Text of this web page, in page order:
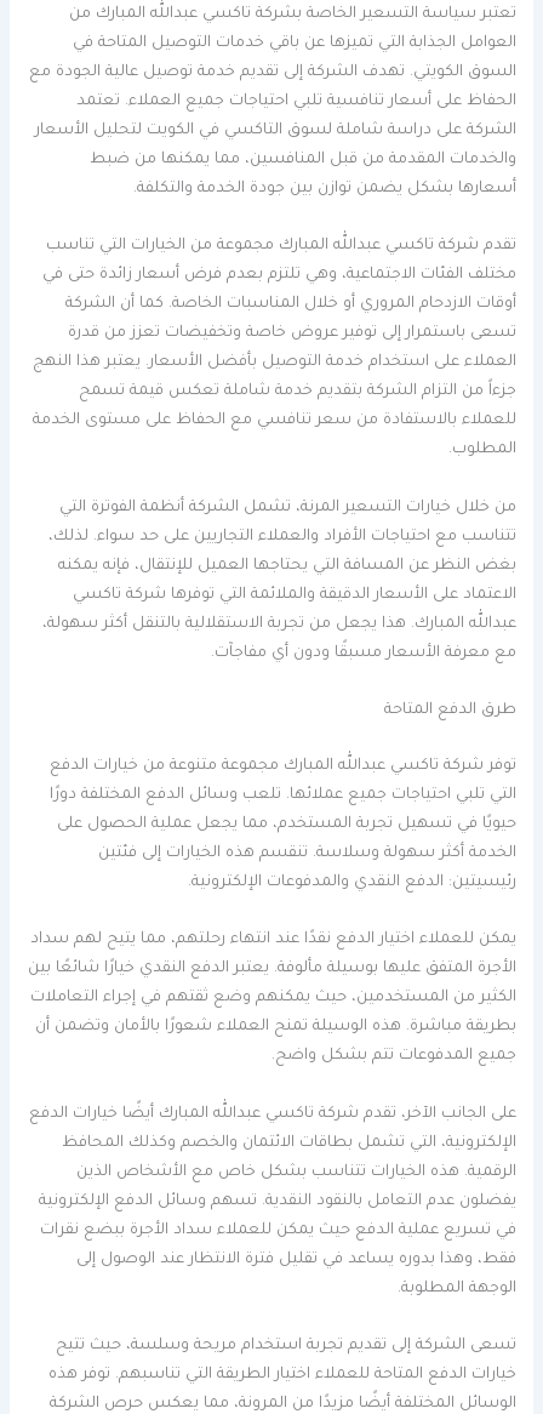
تعتبر سياسة التسعير الخاصة بشركة تاكسي عبدالله المبارك من
العوامل الجذابة التي تميزها عن باقي خدمات التوصيل المتاحة في
السوق الكويتي. تهدف الشركة إلى تقديم خدمة توصيل عالية الجودة مع
الحفاظ على أسعار تنافسية تلبي احتياجات جميع العملاء. تعتمد
الشركة على دراسة شاملة لسوق التاكسي في الكويت لتحليل الأسعار
والخدمات المقدمة من قبل المنافسين، مما يمكنها من ضبط
أسعارها بشكل يضمن توازن بين جودة الخدمة والتكلفة.
تقدم شركة تاكسي عبدالله المبارك مجموعة من الخيارات التي تناسب
مختلف الفئات الاجتماعية، وهي تلتزم بعدم فرض أسعار زائدة حتى في
أوقات الازدحام المروري أو خلال المناسبات الخاصة. كما أن الشركة
تسعى باستمرار إلى توفير عروض خاصة وتخفيضات تعزز من قدرة
العملاء على استخدام خدمة التوصيل بأفضل الأسعار. يعتبر هذا النهج
جزءاً من التزام الشركة بتقديم خدمة شاملة تعكس قيمة تسمح
للعملاء بالاستفادة من سعر تنافسي مع الحفاظ على مستوى الخدمة
المطلوب.
من خلال خيارات التسعير المرنة، تشمل الشركة أنظمة الفوترة التي
تتناسب مع احتياجات الأفراد والعملاء التجاريين على حد سواء. لذلك،
بغض النظر عن المسافة التي يحتاجها العميل للإنتقال، فإنه يمكنه
الاعتماد على الأسعار الدقيقة والملائمة التي توفرها شركة تاكسي
عبدالله المبارك. هذا يجعل من تجربة الاستقلالية بالتنقل أكثر سهولة،
مع معرفة الأسعار مسبقًا ودون أي مفاجآت.
طرق الدفع المتاحة
توفر شركة تاكسي عبدالله المبارك مجموعة متنوعة من خيارات الدفع
التي تلبي احتياجات جميع عملائها. تلعب وسائل الدفع المختلفة دورًا
حيويًا في تسهيل تجربة المستخدم، مما يجعل عملية الحصول على
الخدمة أكثر سهولة وسلاسة. تنقسم هذه الخيارات إلى فئتين
رئيسيتين: الدفع النقدي والمدفوعات الإلكترونية.
يمكن للعملاء اختيار الدفع نقدًا عند انتهاء رحلتهم، مما يتيح لهم سداد
الأجرة المتفق عليها بوسيلة مألوفة. يعتبر الدفع النقدي خيارًا شائعًا بين
الكثير من المستخدمين، حيث يمكنهم وضع ثقتهم في إجراء التعاملات
بطريقة مباشرة. هذه الوسيلة تمنح العملاء شعورًا بالأمان وتضمن أن
جميع المدفوعات تتم بشكل واضح.
على الجانب الآخر، تقدم شركة تاكسي عبدالله المبارك أيضًا خيارات الدفع
الإلكترونية، التي تشمل بطاقات الائتمان والخصم وكذلك المحافظ
الرقمية. هذه الخيارات تتناسب بشكل خاص مع الأشخاص الذين
يفضلون عدم التعامل بالنقود النقدية. تسهم وسائل الدفع الإلكترونية
في تسريع عملية الدفع حيث يمكن للعملاء سداد الأجرة ببضع نقرات
فقط، وهذا بدوره يساعد في تقليل فترة الانتظار عند الوصول إلى
الوجهة المطلوبة.
تسعى الشركة إلى تقديم تجربة استخدام مريحة وسلسة، حيث تتيح
خيارات الدفع المتاحة للعملاء اختيار الطريقة التي تناسبهم. توفر هذه
الوسائل المختلفة أيضًا مزيدًا من المرونة، مما يعكس حرص الشركة